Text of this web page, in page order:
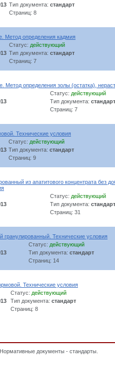
Тип документа: стандарт
Страниц: 8
Метод определения кадмия
Статус: действующий
Тип документа: стандарт
Страниц: 7
определения золы (остатка),
Статус: действующий
Тип документа: стандарт
Страниц: 7
Технические условия
Статус: действующий
Тип документа: стандарт
Страниц: 9
из апатитового концентрата без
Статус: действующий
Тип документа: стандарт
Страниц: 31
Технические условия
Статус: действующий
Тип документа: стандарт
Страниц: 14
Технические условия
Статус: действующий
Тип документа: стандарт
Страниц: 8
документы - стандарты.